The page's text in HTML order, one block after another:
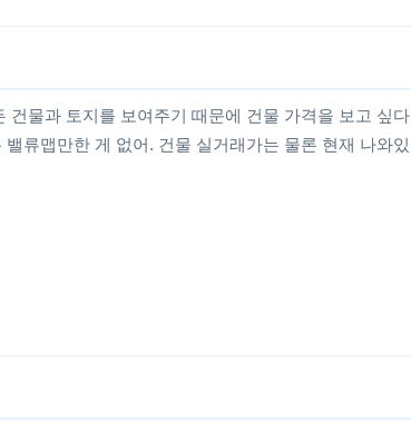
건물과 토지를 보여주기 때문에 건물 가격을 보고 싶
류맵만한 게 없어. 건물 실거래가는 물론 현재 나와